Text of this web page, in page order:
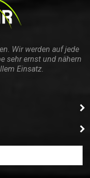
Wir werden auf jede
sehr ernst und nähern
Einsatz.